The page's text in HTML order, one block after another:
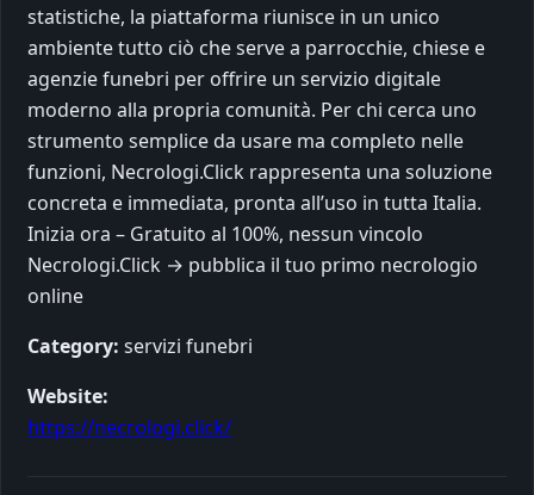
statistiche, la piattaforma riunisce in un unico
ambiente tutto ciò che serve a parrocchie, chiese e
agenzie funebri per offrire un servizio digitale
moderno alla propria comunità. Per chi cerca uno
strumento semplice da usare ma completo nelle
funzioni, Necrologi.Click rappresenta una soluzione
concreta e immediata, pronta all’uso in tutta Italia.
Inizia ora – Gratuito al 100%, nessun vincolo
Necrologi.Click → pubblica il tuo primo necrologio
online
Category: servizi funebri
Website:
https://necrologi.click/